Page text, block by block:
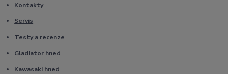
Kontakty
Servis
Testy a recenze
Gladiator hned
Kawasaki hned